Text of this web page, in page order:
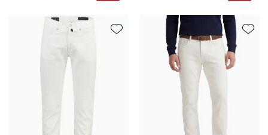
Toevoegen aan favorieten